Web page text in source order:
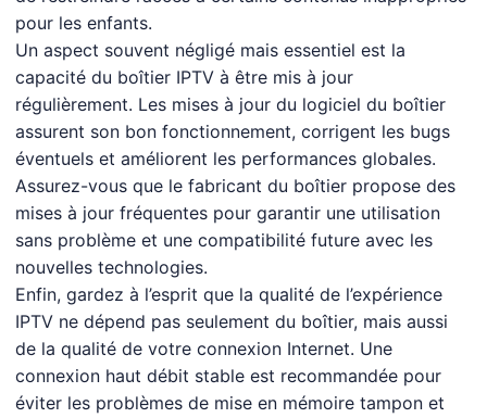
pour les enfants.
Un aspect souvent négligé mais essentiel est la
capacité du boîtier IPTV à être mis à jour
régulièrement. Les mises à jour du logiciel du boîtier
assurent son bon fonctionnement, corrigent les bugs
éventuels et améliorent les performances globales.
Assurez-vous que le fabricant du boîtier propose des
mises à jour fréquentes pour garantir une utilisation
sans problème et une compatibilité future avec les
nouvelles technologies.
Enfin, gardez à l’esprit que la qualité de l’expérience
IPTV ne dépend pas seulement du boîtier, mais aussi
de la qualité de votre connexion Internet. Une
connexion haut débit stable est recommandée pour
éviter les problèmes de mise en mémoire tampon et